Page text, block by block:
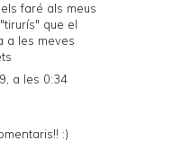
faré als meus
que el
a les meves
a les 0:34
:)